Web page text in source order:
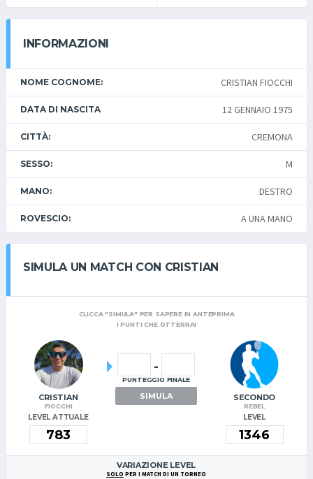
INFORMAZIONI
NOME COGNOME: CRISTIAN FIOCCHI
DATA DI NASCITA 12 GENNAIO 1975
CITTÀ: CREMONA
SESSO: M
MANO: DESTRO
ROVESCIO: A UNA MANO
SIMULA UN MATCH CON CRISTIAN
CLICCA "SIMULA" PER SAPERE IN ANTEPRIMA
I PUNTI CHE OTTERRAI
CRISTIAN
FIOCCHI
LEVEL ATTUALE
-
PUNTEGGIO FINALE
SIMULA SECONDO
REBEL
LEVEL
VARIAZIONE LEVEL
SOLO PER I MATCH DI UN TORNEO